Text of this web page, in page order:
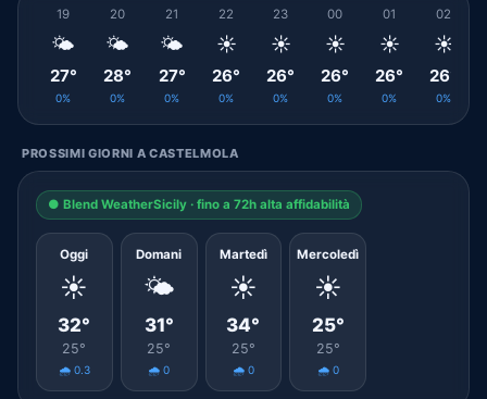
19
🌤️
27°
0%
20
🌤️
28°
0%
21
🌤️
27°
0%
22
☀️
26°
0%
23
☀️
26°
0%
00
☀️
26°
0%
01
☀️
26°
0%
02
☀️
26°
0%
PROSSIMI GIORNI A CASTELMOLA
● Blend WeatherSicily · fino a 72h alta affidabilità
Oggi
☀️
32°
25°
🌧️ 0.3
Domani
🌤️
31°
25°
🌧️ 0
Martedì
☀️
34°
25°
🌧️ 0
Mercoledì
☀️
25°
25°
🌧️ 0